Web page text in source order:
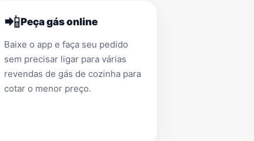
📲Peça gás online
Baixe o app e faça seu pedido
sem precisar ligar para várias
revendas de gás de cozinha para
cotar o menor preço.